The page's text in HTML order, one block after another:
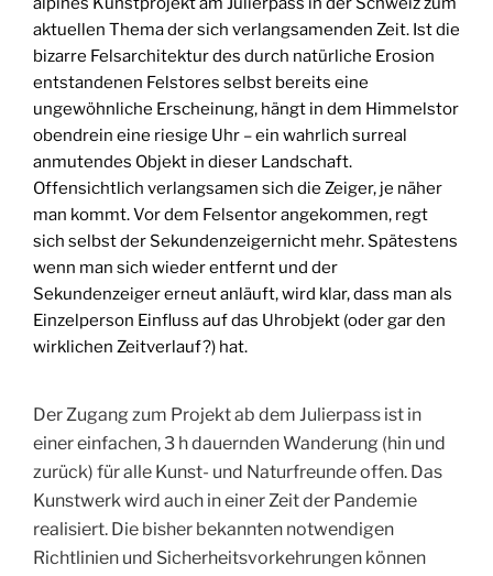
aktuellen Thema der sich verlangsamenden Zeit. Ist die
bizarre Felsarchitektur des durch natürliche Erosion
entstandenen Felstores selbst bereits eine
ungewöhnliche Erscheinung, hängt in dem Himmelstor
obendrein eine riesige Uhr – ein wahrlich surreal
anmutendes Objekt in dieser Landschaft.
Offensichtlich verlangsamen sich die Zeiger, je näher
man kommt. Vor dem Felsentor angekommen, regt
sich selbst der Sekundenzeigernicht mehr. Spätestens
wenn man sich wieder entfernt und der
Sekundenzeiger erneut anläuft, wird klar, dass man als
Einzelperson Einfluss auf das Uhrobjekt (oder gar den
wirklichen Zeitverlauf?) hat.
Der Zugang zum Projekt ab dem Julierpass ist in
einer einfachen, 3 h dauernden Wanderung (hin und
zurück) für alle Kunst- und Naturfreunde offen. Das
Kunstwerk wird auch in einer Zeit der Pandemie
realisiert. Die bisher bekannten notwendigen
Richtlinien und Sicherheitsvorkehrungen können